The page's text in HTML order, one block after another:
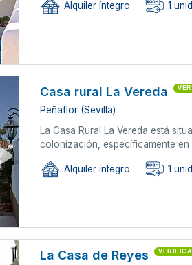
Alquiler íntegro 1
Casa rural La Vereda
Peñaflor (Sevilla)
La Casa Rural La Vereda está
colonización, específicamente en
Alquiler íntegro 1
La Casa de Reyes